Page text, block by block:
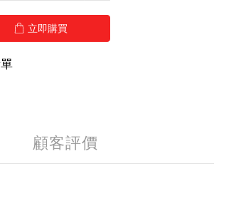
立即購買
顧客評價